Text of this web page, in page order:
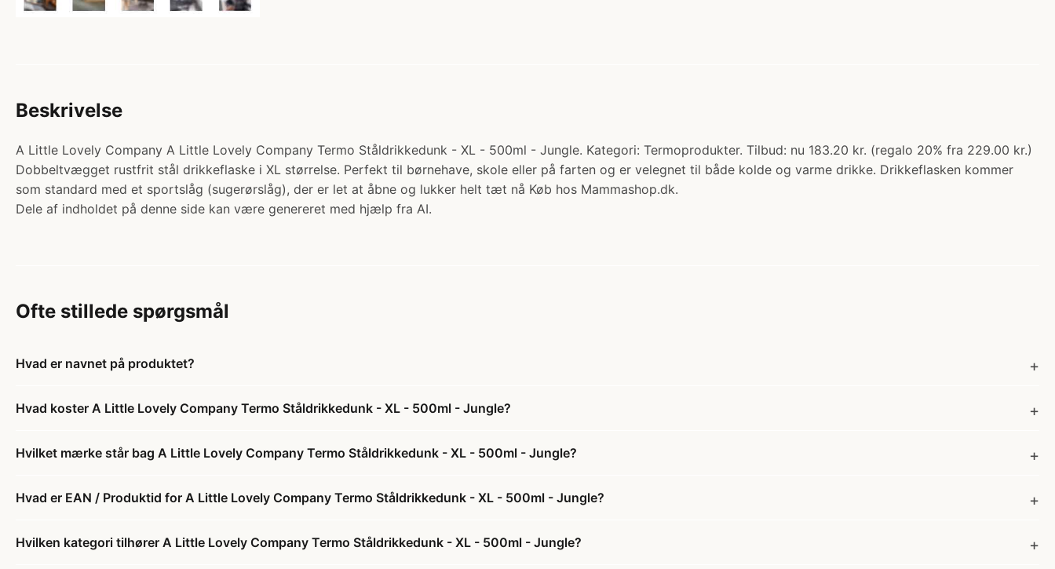
Beskrivelse
A Little Lovely Company A Little Lovely Company Termo Ståldrikkedunk - XL - 500ml - Jungle. Kategori: Termoprodukter. Tilbud: nu 183.20 kr. (regalo 20% fra 229.00 kr.)
Dobbeltvægget rustfrit stål drikkeflaske i XL størrelse. Perfekt til børnehave, skole eller på farten og er velegnet til både kolde og varme drikke. Drikkeflasken kommer
som standard med et sportslåg (sugerørslåg), der er let at åbne og lukker helt tæt nå Køb hos Mammashop.dk.
Dele af indholdet på denne side kan være genereret med hjælp fra AI.
Ofte stillede spørgsmål
Hvad er navnet på produktet?
Hvad koster A Little Lovely Company Termo Ståldrikkedunk - XL - 500ml - Jungle?
Hvilket mærke står bag A Little Lovely Company Termo Ståldrikkedunk - XL - 500ml - Jungle?
Hvad er EAN / Produktid for A Little Lovely Company Termo Ståldrikkedunk - XL - 500ml - Jungle?
Hvilken kategori tilhører A Little Lovely Company Termo Ståldrikkedunk - XL - 500ml - Jungle?